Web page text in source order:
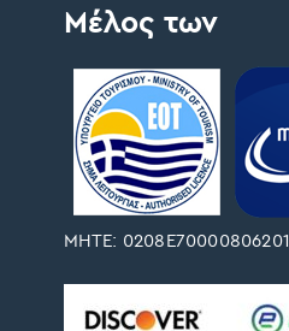
Μέλος των
ΜΗΤΕ: 0208Ε70000806201